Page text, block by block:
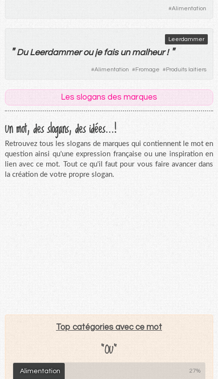
#Alimentation
Leerdammer
" DuLeerdammerou je fais un malheur! "
#Alimentation #Fromage #Produits laitiers
Les slogans des marques
Un mot, des slogans, des idées...!
Retrouvez tous les slogans de marques qui contiennent le mot en
question ainsi qu'une expression française ou une inspiration en
lien avec ce mot. Tout ce qu'il faut pour vous faire avancer dans
la création de votre propre slogan.
Top catégories avec ce mot
"OU"
Alimentation 27%